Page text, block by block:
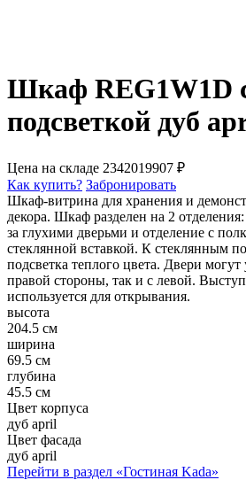
Шкаф REG1W1D
подсветкой дуб
Цена на складе 2342019907 ₽
Как купить? Забронировать
Шкаф-витрина для хранения и
декора. Шкаф разделен на 2
за глухими дверьми и отделение с
стеклянной вставкой. К стеклянным
подсветка теплого цвета. Двери могут
правой стороны, так и с левой.
используется для открывания.
высота
204.5 см
ширина
69.5 см
глубина
45.5 см
Цвет корпуса
дуб april
Цвет фасада
дуб april
Перейти в раздел «Гостиная Kada»